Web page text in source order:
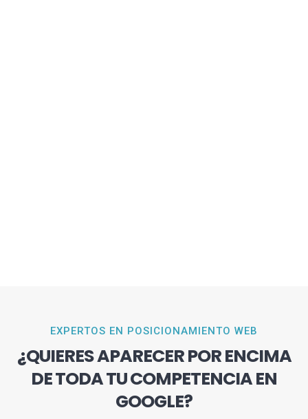
EXPERTOS EN POSICIONAMIENTO WEB
¿QUIERES APARECER POR ENCIMA
DE TODA TU COMPETENCIA EN
GOOGLE?